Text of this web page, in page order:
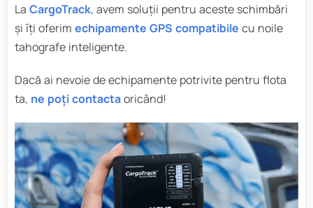
La CargoTrack, avem soluții pentru aceste schimbări
și îți oferim echipamente GPS compatibile cu noile
tahografe inteligente.
Dacă ai nevoie de echipamente potrivite pentru flota
ta, ne poți contactaoricând!